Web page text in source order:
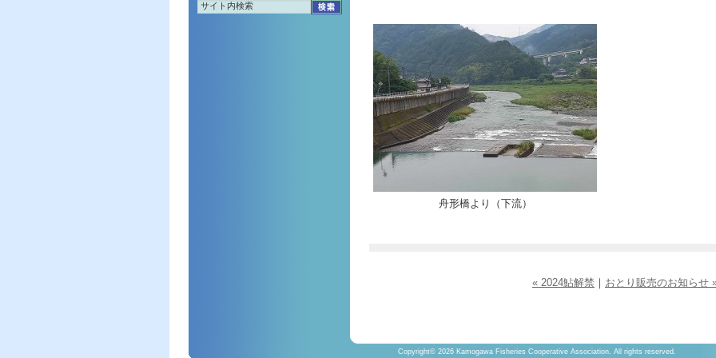
舟形橋より（下流）
« 2024鮎解禁 ｜ おとり販売のお知らせ
Copyright© 2026 Kamogawa Fisheries Cooperative Association. All rights reserved.